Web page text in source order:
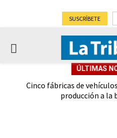
SUSCRÍBETE
PRIMARY
ÚLTIMAS
Cinco fábricas de
producción a la